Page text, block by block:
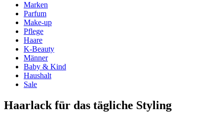
Marken
Parfum
Make-up
Pflege
Haare
K-Beauty
Männer
Baby & Kind
Haushalt
Sale
Haarlack für das tägliche Styling